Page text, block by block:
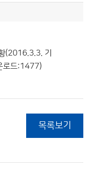
(2016.3.3. 기
로드:1477)
목록보기